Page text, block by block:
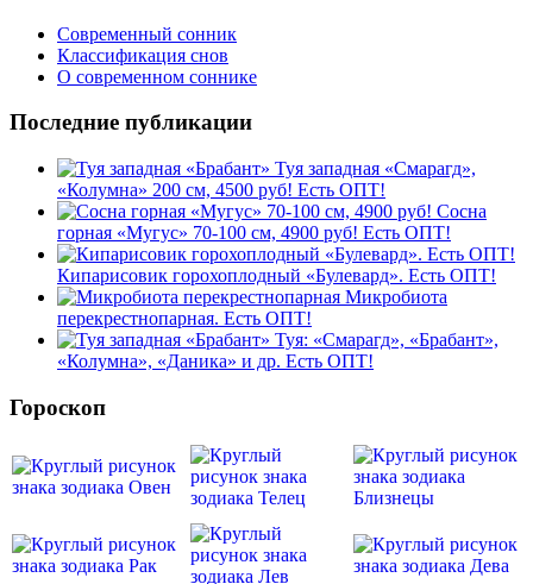
Современный сонник
Классификация снов
О современном соннике
Последние публикации
Туя западная «Смарагд»,
«Колумна» 200 см, 4500 руб! Есть ОПТ!
Сосна
горная «Мугус» 70-100 см, 4900 руб! Есть ОПТ!
Кипарисовик горохоплодный «Булевард». Есть ОПТ!
Микробиота
перекрестнопарная. Есть ОПТ!
Туя: «Смарагд», «Брабант»,
«Колумна», «Даника» и др. Есть ОПТ!
Гороскоп